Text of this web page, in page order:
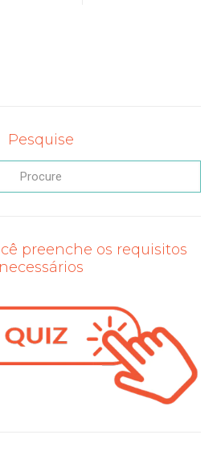
Pesquise
preenche os requisitos
necessários